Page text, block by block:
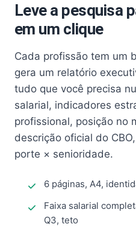
Leve a pesquisa
em um clique
Cada profissão tem um
gera um relatório
tudo que você precisa
salarial, indicadores
profissional, posição no
descrição oficial do
porte × senioridade.
6 páginas, A4,
Faixa salarial
Q3, teto